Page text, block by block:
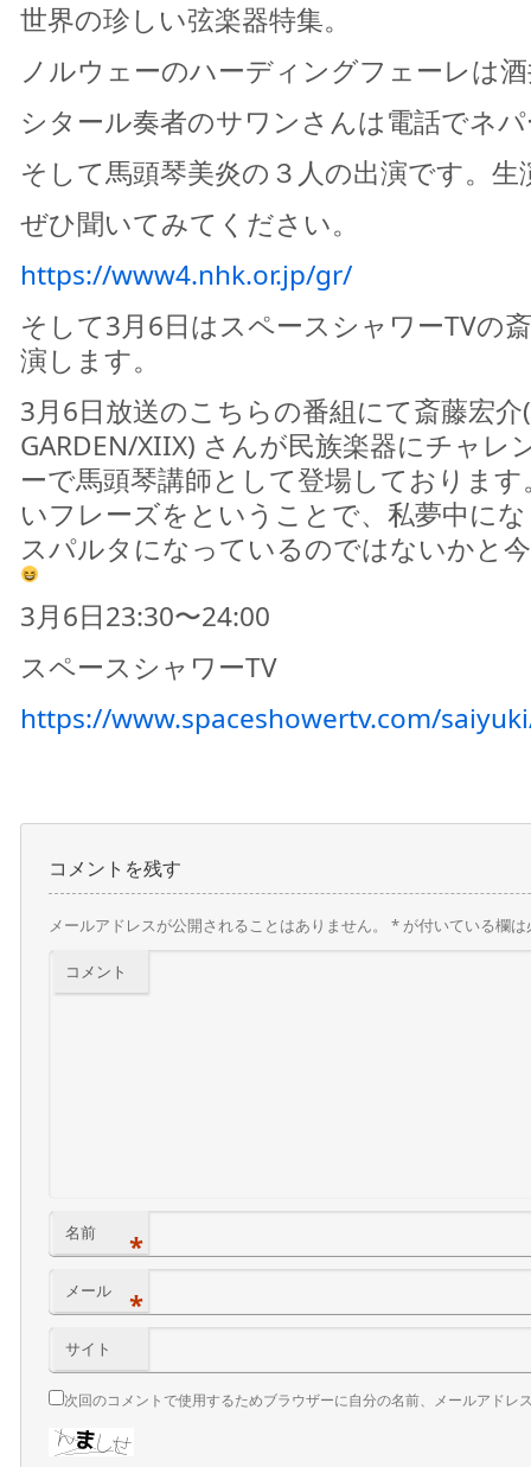
世界の珍しい弦楽器特集。
ノルウェーのハーディングフェーレは
シタール奏者のサワンさんは電話でネ
そして馬頭琴美炎の３人の出演です。
ぜひ聞いてみてください。
https://www4.nhk.or.jp/gr/
そして3月6日はスペースシャワーTVの
演します。
3月6日放送のこちらの番組にて斎藤宏介
GARDEN/XIIX) さんが民族楽器にチャレ
ーで馬頭琴講師として登場しておりま
いフレーズをということで、私夢中に
スパルタになっているのではないかと
3月6日23:30〜24:00
スペースシャワーTV
https://www.spaceshowertv.com/
コメントを残す
メールアドレスが公開されることはありません。 *が付いている欄は
コメント
名前 *
メール *
サイト
次回のコメントで使用するためブラウザーに自分の名前、メールアドレ